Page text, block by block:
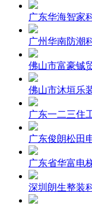
广东华海智家
广州华南防潮
佛山市富豪铖
佛山市沐垣乐
广东一二三住
广东俊朗松田
广东省华富电
深圳朗生整装